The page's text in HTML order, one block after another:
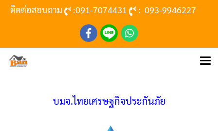
ติดต่อสอบถาม :091-7074431 : 093-9946227
บมจ.ไทยเศรษฐกิจประกันภัย